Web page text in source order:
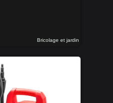
Bricolage et jardin